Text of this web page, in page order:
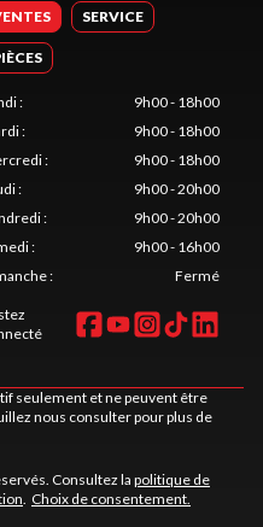
SERVICE
:
9h00 - 18h00
:
9h00 - 18h00
:
9h00 - 18h00
:
9h00 - 20h00
:
9h00 - 20h00
:
9h00 - 16h00
: Fermé
seulement et ne peuvent être
nous consulter pour plus de
Consultez la politique de
. Choix de consentement.